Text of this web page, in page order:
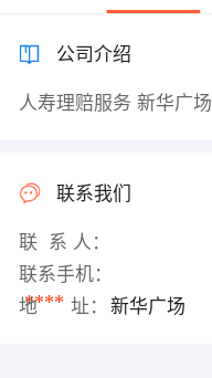
公司介绍
人寿理赔服务 新华广场
联系我们
联 系 人：
联系手机：
****
地 址： 新华广场